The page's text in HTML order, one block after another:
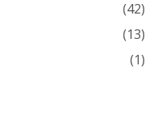
(42)
(13)
(1)